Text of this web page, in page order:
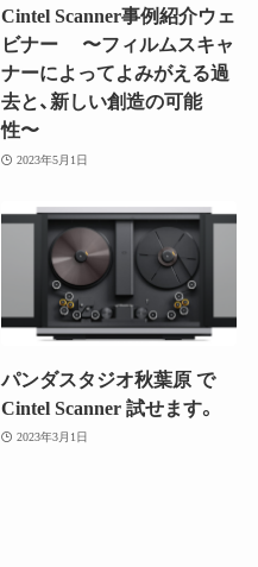
Cintel Scanner事例紹介ウェ
ビナー 〜フィルムスキャ
ナーによってよみがえる過
去と、新しい創造の可能
性〜
2023年5月1日
パンダスタジオ秋葉原 で
Cintel Scanner 試せます。
2023年3月1日